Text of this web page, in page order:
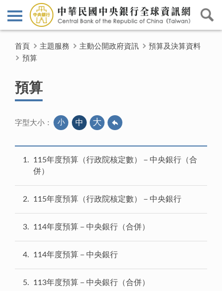
首頁 主題服務 主動公開政府資訊
預算及決算資料
預算
預算
字型大小： 小 中 大
1
115年度預算（行政院核定數）－中央銀行（合
併）
2 115年度預算（行政院核定數）－中央銀行
3 114年度預算－中央銀行（合併）
4 114年度預算－中央銀行
5 113年度預算－中央銀行（合併）